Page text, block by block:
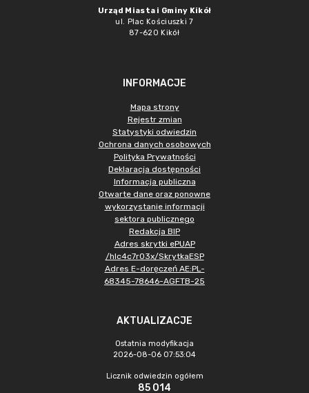
Urząd Miasta i Gminy Kikół
ul. Plac Kościuszki 7
87-620 Kikół
INFORMACJE
Mapa strony
Rejestr zmian
Statystyki odwiedzin
Ochrona danych osobowych
Polityka Prywatności
Deklaracja dostępności
Informacja publiczna
Otwarte dane oraz ponowne
wykorzystanie informacji
sektora publicznego
Redakcja BIP
Adres skrytki ePUAP
/hlc4c7r03x/SkrytkaESP
Adres E-doręczeń AE:PL-
68345-78646-AGFTB-25
AKTUALIZACJE
Ostatnia modyfikacja
2026-08-06 07:53:04
Licznik odwiedzin ogółem
85 014